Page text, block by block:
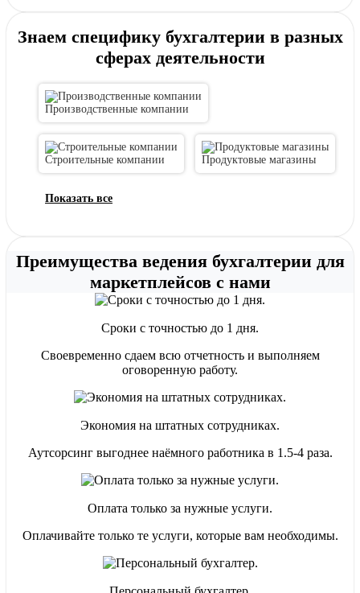
Знаем специфику бухгалтерии в разных
сферах деятельности
Производственные компании
Строительные компании Продуктовые магазины
Преимущества ведения бухгалтерии для
маркетплейсов с нами
Сроки с точностью до 1 дня.
Своевременно сдаем всю отчетность и выполняем
оговоренную работу.
Экономия на штатных сотрудниках.
Аутсорсинг выгоднее наёмного работника в 1.5-4 раза.
Оплата только за нужные услуги.
Оплачивайте только те услуги, которые вам необходимы.